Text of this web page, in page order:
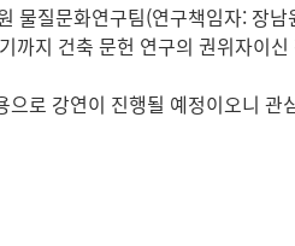
물질문화연구팀(연구책임자: 장
까지 건축 문헌 연구의 권위자이
로 강연이 진행될 예정이오니